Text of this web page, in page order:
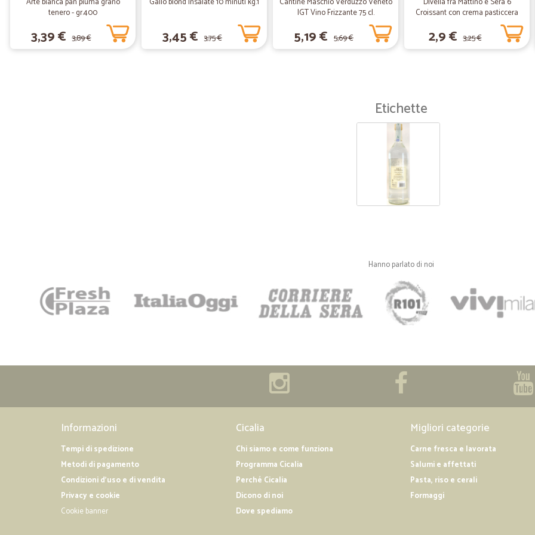
veloci e puntuali ,professionali
—Daniela V.
tenero - gr.400
3,39 € 3,89 € 3,45 € 3,75 €
IGT Vino Frizzante 75 cl.
5,19 € 5,69 €
Croissant con crema pasticcera
2,9 € 3,25 €
Etichette
Hanno parlato di noi
Informazioni
Tempi di spedizione
Metodi di pagamento
Condizioni d'uso e di vendita
Privacy e cookie
Cookie banner
Cicalia
Chi siamo e come funziona
Programma Cicalia
Perché Cicalia
Dicono di noi
Dove spediamo
Migliori categorie
Carne fresca e lavorata
Salumi e affettati
Pasta, riso e cerali
Formaggi